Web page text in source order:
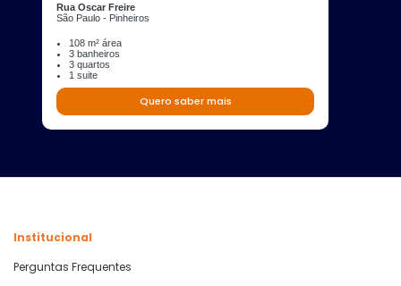
Rua Oscar Freire
São Paulo - Pinheiros
108 m² área
3 banheiros
3 quartos
1 suite
Quero saber mais
Institucional
Perguntas Frequentes